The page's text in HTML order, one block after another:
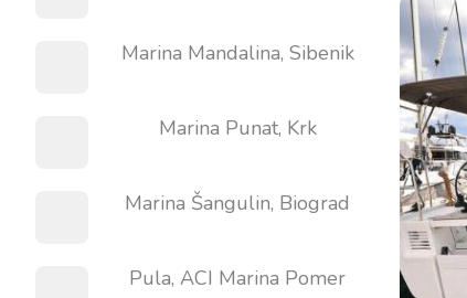
Marina Mandalina, Sibenik
Marina Punat, Krk
Marina Šangulin, Biograd
Pula, ACI Marina Pomer